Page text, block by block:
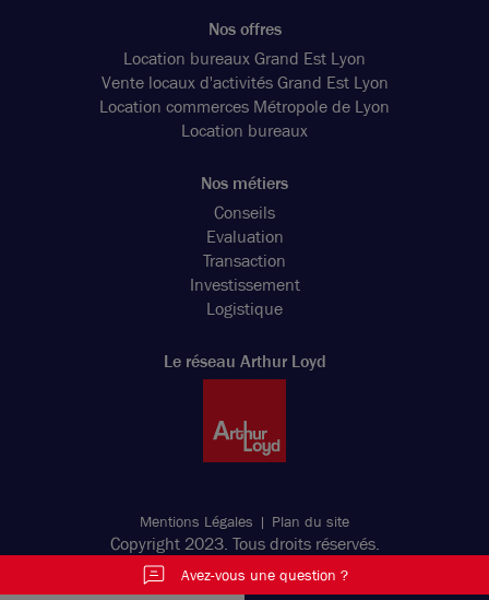
Nos offres
Location bureaux Grand Est Lyon
Vente locaux d'activités Grand Est Lyon
Location commerces Métropole de Lyon
Location bureaux
Nos métiers
Conseils
Evaluation
Transaction
Investissement
Logistique
Le réseau Arthur Loyd
Mentions Légales Plan du site
Copyright 2023. Tous droits réservés.
Avez-vous une question ?